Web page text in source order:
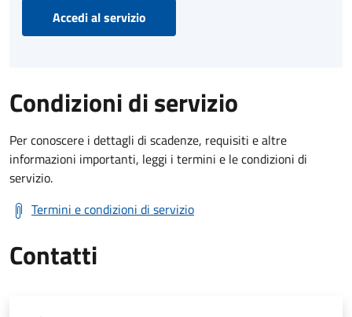
Accedi al servizio
Condizioni di servizio
Per conoscere i dettagli di scadenze, requisiti e altre
informazioni importanti, leggi i termini e le condizioni di
servizio.
Termini e condizioni di servizio
Contatti